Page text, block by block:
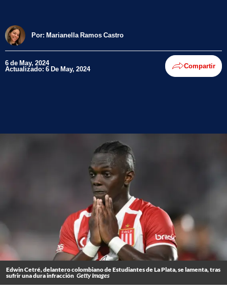
Por: Marianella Ramos Castro
6 de May, 2024
Actualizado: 6 De May, 2024 Compartir
Edwin Cetré, delantero colombiano de Estudiantes de La Plata, se lamenta, tras
sufrir una dura infracción Getty Images